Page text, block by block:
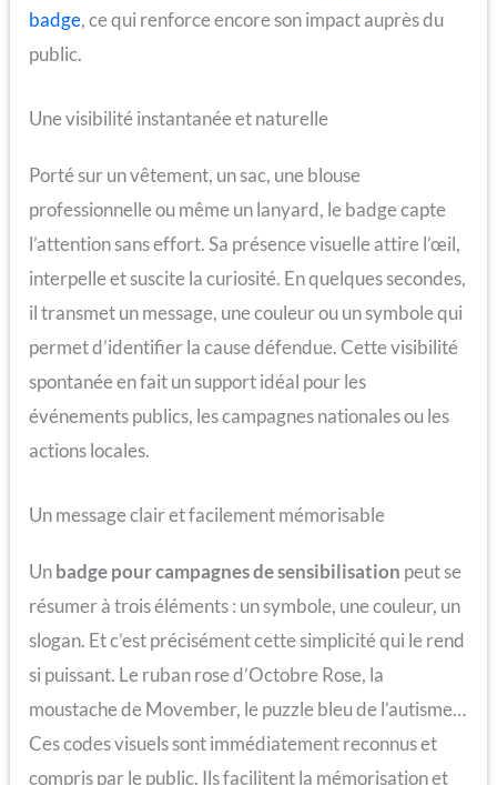
badge, ce qui renforce encore son impact auprès du
public.
Une visibilité instantanée et naturelle
Porté sur un vêtement, un sac, une blouse
professionnelle ou même un lanyard, le badge capte
l’attention sans effort. Sa présence visuelle attire l’œil,
interpelle et suscite la curiosité. En quelques secondes,
il transmet un message, une couleur ou un symbole qui
permet d’identifier la cause défendue. Cette visibilité
spontanée en fait un support idéal pour les
événements publics, les campagnes nationales ou les
actions locales.
Un message clair et facilement mémorisable
Unbadge pour campagnes de sensibilisation peut se
résumer à trois éléments : un symbole, une couleur, un
slogan. Et c’est précisément cette simplicité qui le rend
si puissant. Le ruban rose d’Octobre Rose, la
moustache de Movember, le puzzle bleu de l’autisme…
Ces codes visuels sont immédiatement reconnus et
compris par le public. Ils facilitent la mémorisation et